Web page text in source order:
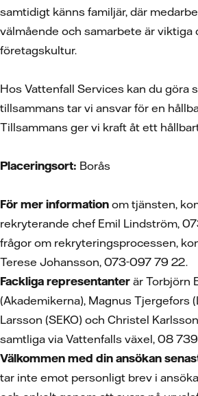
samtidigt känns familjär, där
välmående och samarbete är viktiga
företagskultur.
Hos Vattenfall Services kan du göra
tillsammans tar vi ansvar för en
Tillsammans ger vi kraft åt ett
Placeringsort: Borås
För mer information om tjänsten,
rekryterande chef Emil Lindström,
frågor om rekryteringsprocessen,
Terese Johansson, 073-097 79 22.
Fackliga representanter är Torbjörn
(Akademikerna), Magnus Tjergefors
Larsson (SEKO) och Christel
samtliga via Vattenfalls växel, 08
Välkommen med din ansökan
tar inte emot personligt brev i